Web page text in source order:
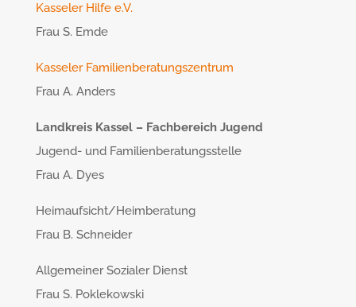
Kasseler Hilfe e.V.
Frau S. Emde
Kasseler Familienberatungszentrum
Frau A. Anders
Landkreis Kassel – Fachbereich Jugend
Jugend- und Familienberatungsstelle
Frau A. Dyes
Heimaufsicht/Heimberatung
Frau B. Schneider
Allgemeiner Sozialer Dienst
Frau S. Poklekowski